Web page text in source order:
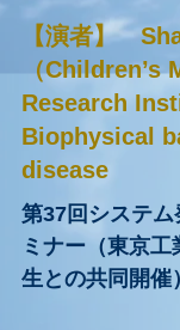
学からは、科
臣表彰の科学
学院医歯学総
【演者】
（Children’s
Research
Biophysical
disease
第37回システム
ミナー（東京
生との共同開催） 日時： 令和5年